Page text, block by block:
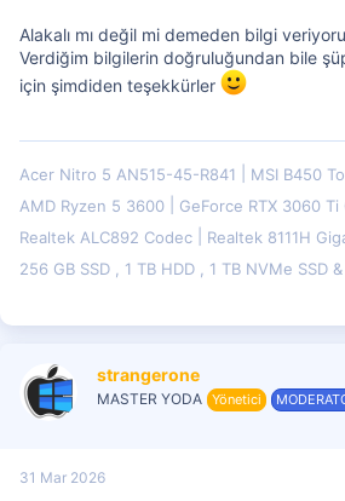
Alakalı mı değil mi demeden bilgi
Verdiğim bilgilerin doğruluğundan bile
için şimdiden teşekkürler
Acer Nitro 5 AN515-45-R841
MSI B450
AMD Ryzen 5 3600
GeForce RTX 3060 Ti
Realtek ALC892 Codec
Realtek 8111H
256 GB SSD , 1 TB HDD , 1 TB NVMe SSD
strangerone
MASTER YODA Yönetici
31 Mar 2026